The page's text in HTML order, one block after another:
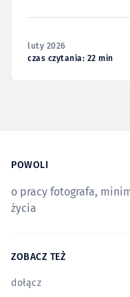
luty 2026
czas czytania: 22 min
POWOLI
o pracy fotografa,
życia
ZOBACZ TEŻ
dołącz